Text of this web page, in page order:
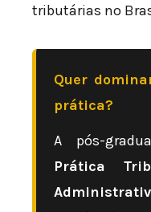
tributárias no
Quer
prática?
A pós-
Prática